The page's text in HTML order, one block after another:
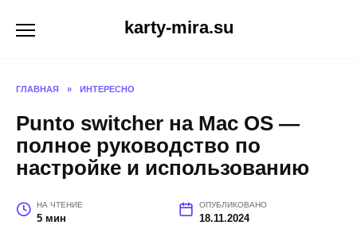
karty-mira.su
ГЛАВНАЯ » ИНТЕРЕСНО
Punto switcher на Mac OS —
полное руководство по
настройке и использованию
НА ЧТЕНИЕ
5 мин
ОПУБЛИКОВАНО
18.11.2024